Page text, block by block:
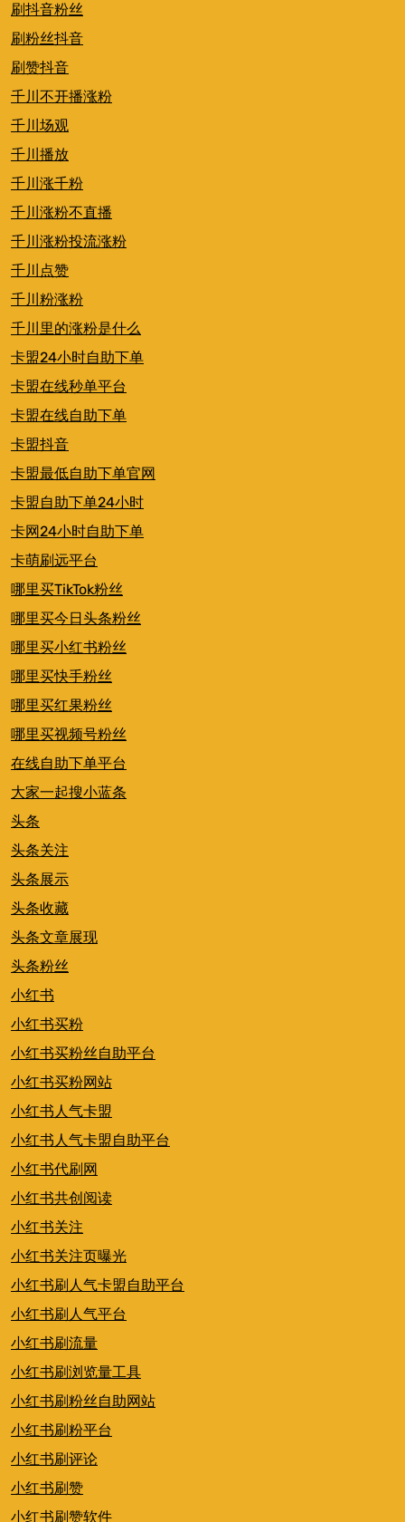
刷抖音粉丝
刷粉丝抖音
刷赞抖音
千川不开播涨粉
千川场观
千川播放
千川涨千粉
千川涨粉不直播
千川涨粉投流涨粉
千川点赞
千川粉涨粉
千川里的涨粉是什么
卡盟24小时自助下单
卡盟在线秒单平台
卡盟在线自助下单
卡盟抖音
卡盟最低自助下单官网
卡盟自助下单24小时
卡网24小时自助下单
卡萌刷远平台
哪里买TikTok粉丝
哪里买今日头条粉丝
哪里买小红书粉丝
哪里买快手粉丝
哪里买红果粉丝
哪里买视频号粉丝
在线自助下单平台
大家一起搜小蓝条
头条
头条关注
头条展示
头条收藏
头条文章展现
头条粉丝
小红书
小红书买粉
小红书买粉丝自助平台
小红书买粉网站
小红书人气卡盟
小红书人气卡盟自助平台
小红书代刷网
小红书共创阅读
小红书关注
小红书关注页曝光
小红书刷人气卡盟自助平台
小红书刷人气平台
小红书刷流量
小红书刷浏览量工具
小红书刷粉丝自助网站
小红书刷粉平台
小红书刷评论
小红书刷赞
小红书刷赞软件